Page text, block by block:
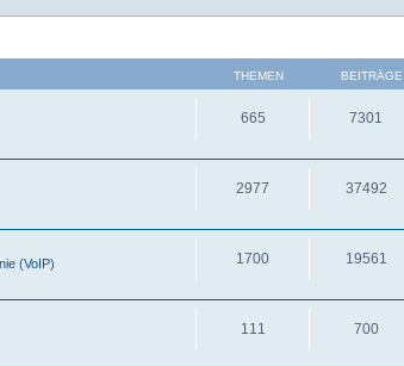
THEMEN BEITRÄGE
665 7301
2977 37492
(VoIP) 1700 19561
111 700